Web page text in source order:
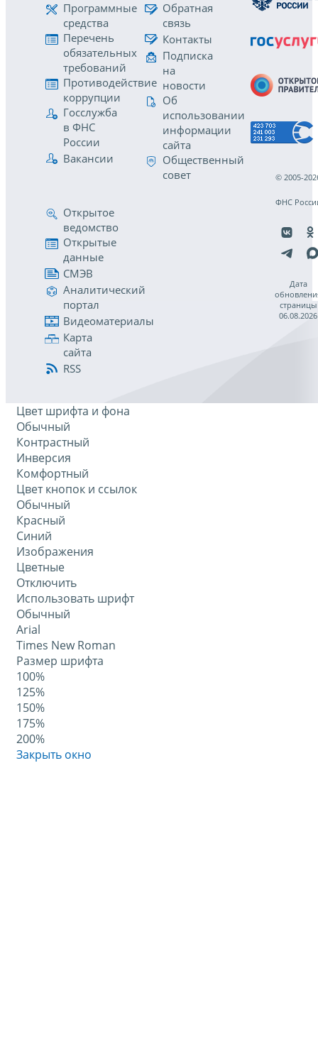
Программные
средства
Перечень
обязательных
требований
Противодействие
коррупции
Госслужба
в ФНС
России
Вакансии
Обратная
связь
Контакты
Подписка
на
новости
Об
использовании
информации
сайта
Общественный
совет
Открытое
ведомство
Открытые
данные
СМЭВ
Аналитический
портал
Видеоматериалы
Карта
сайта
RSS
© 2005-
ФНС
Дата
страницы
06.08.2026
Цвет шрифта и фона
Обычный
Контрастный
Инверсия
Комфортный
Цвет кнопок и ссылок
Обычный
Красный
Синий
Изображения
Цветные
Отключить
Использовать шрифт
Обычный
Arial
Times New Roman
Размер шрифта
100%
125%
150%
175%
200%
Закрыть окно